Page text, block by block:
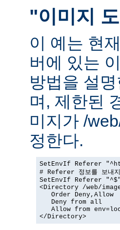
"이미지
이 예는 현
버에 있는
방법을 설
며, 제한된
미지가 /
정한다.
SetEnvIf Referer
# Referer 정보를 보내지
SetEnvIf Referer
<Directory /web/
   Order Deny,Allow
   Deny from all
Allow from
</Directory>